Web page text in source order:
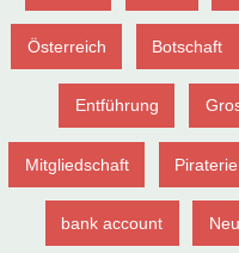
Österreich Botschaft
Entführung
Mitgliedschaft Piraterie
bank account